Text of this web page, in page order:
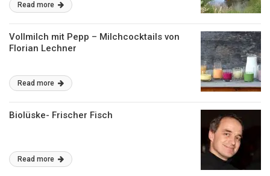
Read more
Vollmilch mit Pepp – Milchcocktails von
Florian Lechner
Read more
Biolüske- Frischer Fisch
Read more